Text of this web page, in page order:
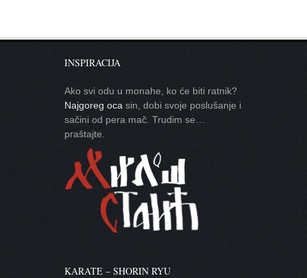
INSPIRACIJA
Ako svi odu u monahe, ko će biti ratnik?
Najgoreg oca sin, dobi svoje poslušanje i
sačini od pera mač. Trudim se…
praštajte.
KARATE – SHORIN RYU